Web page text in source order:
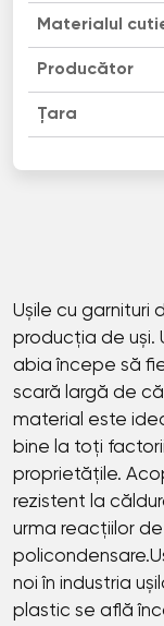
Materialul
Producător
Țara
Ușile cu garnituri
producția de uși.
abia începe să
scară largă de
material este
bine la toți
proprietățile.
rezistent la
urma reacțiilor
noi în industria
plastic se află